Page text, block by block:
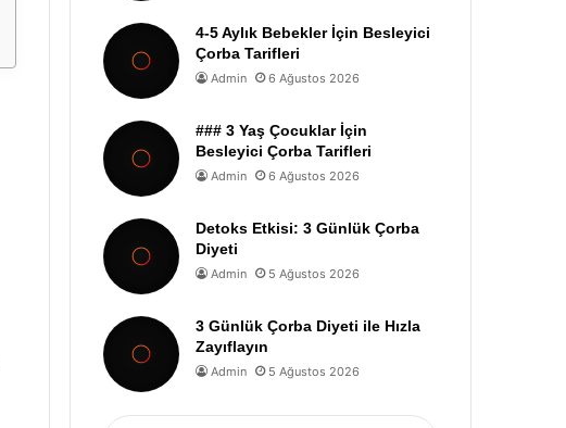
4-5 Aylık Bebekler İçin Besleyici
Çorba Tarifleri
Admin 6 Ağustos 2026
### 3 Yaş Çocuklar İçin
Besleyici Çorba Tarifleri
Admin 6 Ağustos 2026
Detoks Etkisi: 3 Günlük Çorba
Diyeti
Admin 5 Ağustos 2026
3 Günlük Çorba Diyeti ile Hızla
Zayıflayın
Admin 5 Ağustos 2026